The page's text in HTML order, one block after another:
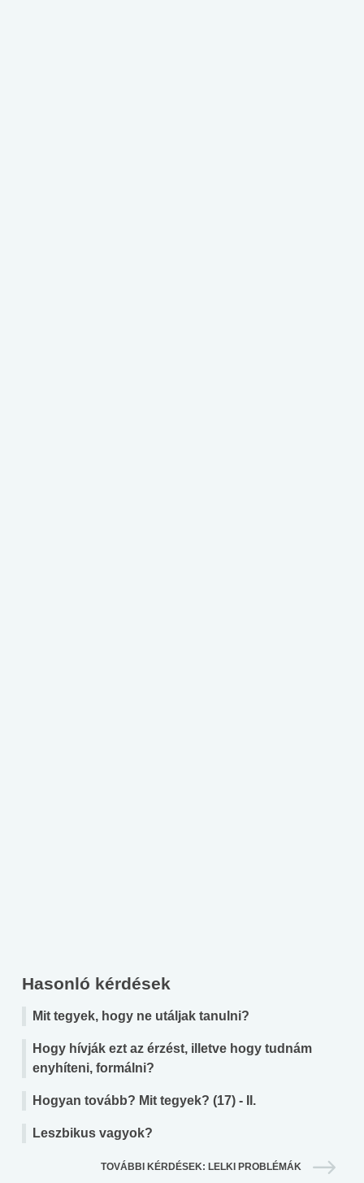
Hasonló kérdések
Mit tegyek, hogy ne utáljak tanulni?
Hogy hívják ezt az érzést, illetve hogy tudnám
enyhíteni, formálni?
Hogyan tovább? Mit tegyek? (17) - II.
Leszbikus vagyok?
TOVÁBBI KÉRDÉSEK: LELKI PROBLÉMÁK